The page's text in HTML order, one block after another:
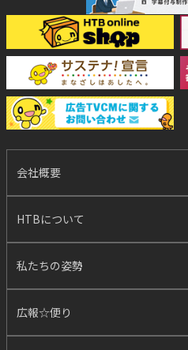
会社概要
HTBについて
私たちの姿勢
広報☆便り